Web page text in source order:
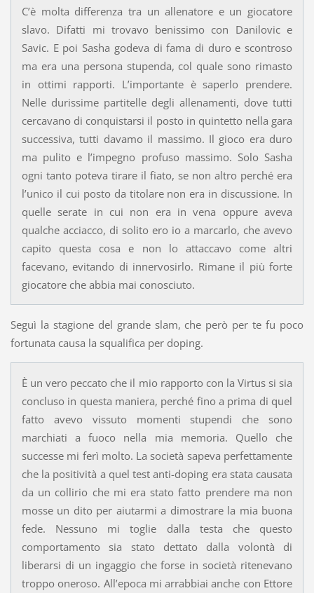
C’è molta differenza tra un allenatore e un giocatore
slavo. Difatti mi trovavo benissimo con Danilovic e
Savic. E poi Sasha godeva di fama di duro e scontroso
ma era una persona stupenda, col quale sono rimasto
in ottimi rapporti. L’importante è saperlo prendere.
Nelle durissime partitelle degli allenamenti, dove tutti
cercavano di conquistarsi il posto in quintetto nella gara
successiva, tutti davamo il massimo. Il gioco era duro
ma pulito e l’impegno profuso massimo. Solo Sasha
ogni tanto poteva tirare il fiato, se non altro perché era
l’unico il cui posto da titolare non era in discussione. In
quelle serate in cui non era in vena oppure aveva
qualche acciacco, di solito ero io a marcarlo, che avevo
capito questa cosa e non lo attaccavo come altri
facevano, evitando di innervosirlo. Rimane il più forte
giocatore che abbia mai conosciuto.
Seguì la stagione del grande slam, che però per te fu poco
fortunata causa la squalifica per doping.
È un vero peccato che il mio rapporto con la Virtus si sia
concluso in questa maniera, perché fino a prima di quel
fatto avevo vissuto momenti stupendi che sono
marchiati a fuoco nella mia memoria. Quello che
successe mi ferì molto. La società sapeva perfettamente
che la positività a quel test anti-doping era stata causata
da un collirio che mi era stato fatto prendere ma non
mosse un dito per aiutarmi a dimostrare la mia buona
fede. Nessuno mi toglie dalla testa che questo
comportamento sia stato dettato dalla volontà di
liberarsi di un ingaggio che forse in società ritenevano
troppo oneroso. All’epoca mi arrabbiai anche con Ettore